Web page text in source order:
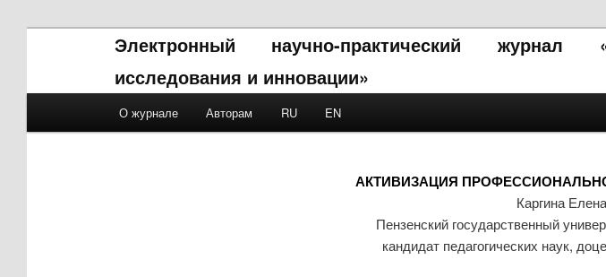
Электронный научно-практический журнал
исследования и инновации»
Skip to primary content
Skip to secondary content
О журнале Авторам RU EN
АКТИВИЗАЦИЯ
Каргина
Пензенский государственный
кандидат педагогических наук,